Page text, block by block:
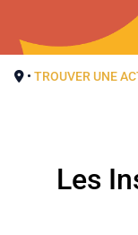
• TROUVER UNE
Les